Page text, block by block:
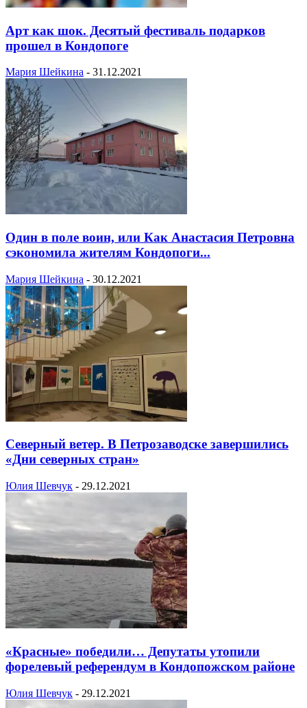
Арт как шок. Десятый фестиваль подарков
прошел в Кондопоге
Мария Шейкина - 31.12.2021
Один в поле воин, или Как Анастасия Петровна
сэкономила жителям Кондопоги...
Мария Шейкина - 30.12.2021
Северный ветер. В Петрозаводске завершились
«Дни северных стран»
Юлия Шевчук - 29.12.2021
«Красные» победили… Депутаты утопили
форелевый референдум в Кондопожском районе
Юлия Шевчук - 29.12.2021